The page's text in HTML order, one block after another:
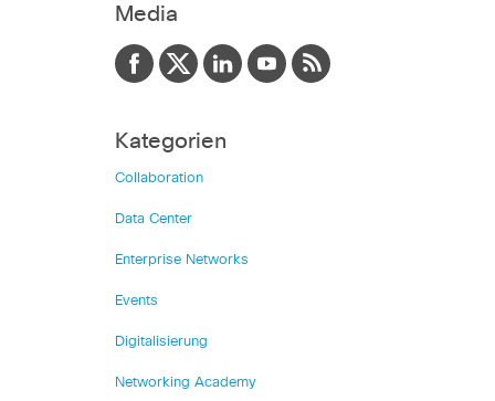
Media
Kategorien
Collaboration
Data Center
Enterprise Networks
Events
Digitalisierung
Networking Academy